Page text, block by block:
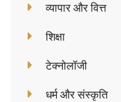
व्यापार और वित्त
शिक्षा
टेक्नोलॉजी
धर्म और संस्कृति